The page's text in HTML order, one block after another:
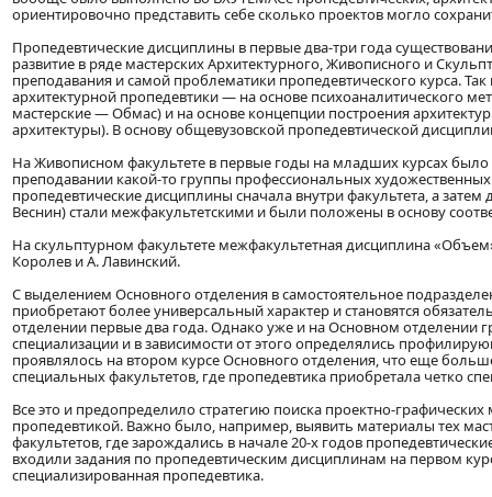
ориентировочно представить себе сколько проектов могло
Пропедевтические дисциплины в первые два-три года
развитие в ряде мастерских Архитектурного, Живописного и
преподавания и самой проблематики пропедевтического курса.
архитектурной пропедевтики — на основе психоаналитического
мастерские — Обмас) и на основе концепции построения
архитектуры). В основу общевузовской пропедевтической
На Живописном факультете в первые годы на младших курсах
преподавании какой-то группы профессиональных
пропедевтические дисциплины сначала внутри факультета, а
Веснин) стали межфакультетскими и были положены в основу
На скульптурном факультете межфакультетная дисциплина
Королев и А. Лавинский.
С выделением Основного отделения в самостоятельное
приобретают более универсальный характер и становятся
отделении первые два года. Однако уже и на Основном отделении
специализации и в зависимости от этого определялись
проявлялось на втором курсе Основного отделения, что еще
специальных факультетов, где пропедевтика приобретала четко
Все это и предопределило стратегию поиска проектно-
пропедевтикой. Важно было, например, выявить материалы тех
факультетов, где зарождались в начале 20-х годов
входили задания по пропедевтическим дисциплинам на первом
специализированная пропедевтика.